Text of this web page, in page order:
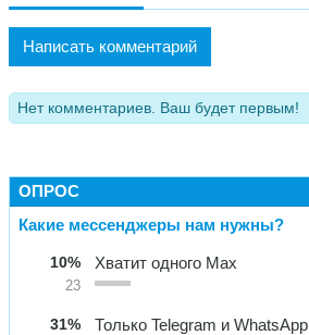
Написать комментарий
Нет комментариев. Ваш будет первым!
ОПРОС
Какие мессенджеры нам нужны?
10%
23
Хватит одного Max
31% Только Telegram и WhatsApp